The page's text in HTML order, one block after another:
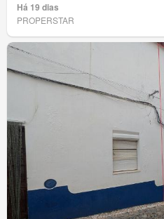
Há 19 dias
PROPERSTAR